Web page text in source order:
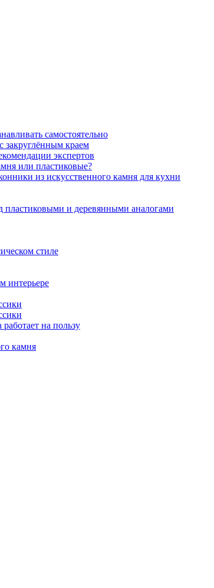
самостоятельно
закруглённым краем
экспертов
или пластиковые?
из искусственного камня для кухни
пластиковыми и деревянными аналогами
стиле
интерьере
на пользу
камня